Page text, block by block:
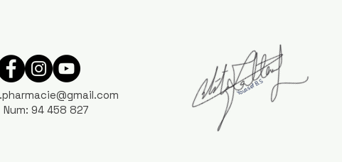
Num: 94 458 827
Youssef B.S